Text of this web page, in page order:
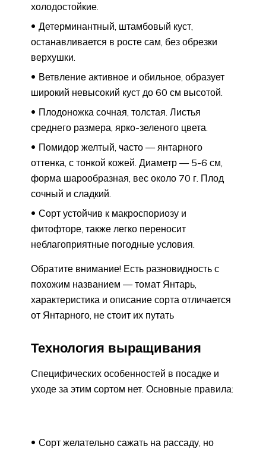
холодостойкие.
Детерминантный, штамбовый куст,
останавливается в росте сам, без обрезки
верхушки.
Ветвление активное и обильное, образует
широкий невысокий куст до 60 см высотой.
Плодоножка сочная, толстая. Листья
среднего размера, ярко-зеленого цвета.
Помидор желтый, часто — янтарного
оттенка, с тонкой кожей. Диаметр — 5-6 см,
форма шарообразная, вес около 70 г. Плод
сочный и сладкий.
Сорт устойчив к макроспориозу и
фитофторе, также легко переносит
неблагоприятные погодные условия.
Обратите внимание! Есть разновидность с
похожим названием — томат Янтарь,
характеристика и описание сорта отличается
от Янтарного, не стоит их путать
Технология выращивания
Специфических особенностей в посадке и
уходе за этим сортом нет. Основные правила:
Сорт желательно сажать на рассаду, но